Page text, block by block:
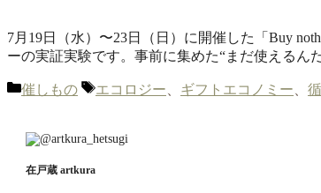
7月19日（水）〜23日（日）に開催した「Buy
ーの実証実験です。事前に集めた“まだ使える
カ
リ
ー
催しもの
タ
エコロジー、 ギフトエコノミー、
在戸蔵 artkura